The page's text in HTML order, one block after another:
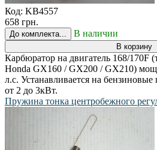
Код: KB4557
658 грн.
До комплекта... В наличии
В корзину
Карбюратор на двигатель 168/170F
Honda GX160 / GX200 / GX210)
л.с. Устанавливается на
от 2 до 3кВт.
Пружина тонка центробежного